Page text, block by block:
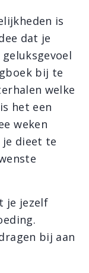
is
dat je
bij te
welke
het een
weken
dieet te
je jezelf
bij aan